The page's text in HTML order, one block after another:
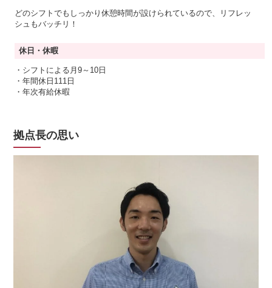
どのシフトでもしっかり休憩時間が設けられているので、リフレッ
シュもバッチリ！
休日・休暇
・シフトによる月9～10日
・年間休日111日
・年次有給休暇
拠点長の思い